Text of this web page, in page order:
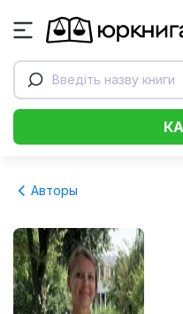
Введіть назву книги
Авторы